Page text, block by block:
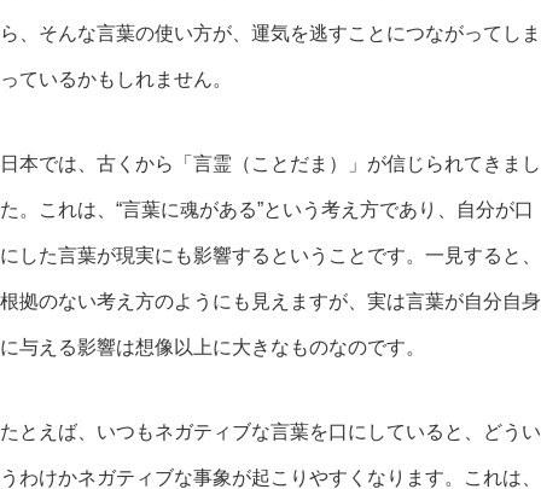
ら、そんな言葉の使い方が、運気を逃すことにつながってしま
っているかもしれません。
日本では、古くから「言霊（ことだま）」が信じられてきまし
た。これは、“言葉に魂がある”という考え方であり、自分が口
にした言葉が現実にも影響するということです。一見すると、
根拠のない考え方のようにも見えますが、実は言葉が自分自身
に与える影響は想像以上に大きなものなのです。
たとえば、いつもネガティブな言葉を口にしていると、どうい
うわけかネガティブな事象が起こりやすくなります。これは、